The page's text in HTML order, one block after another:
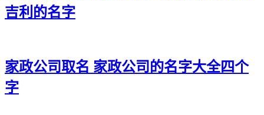
吉利的名字
家政公司取名 家政公司的名字大全四个
字